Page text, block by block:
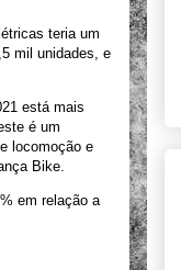
teria um
mil unidades, e
está mais
é um
locomoção e
Bike.
em relação a